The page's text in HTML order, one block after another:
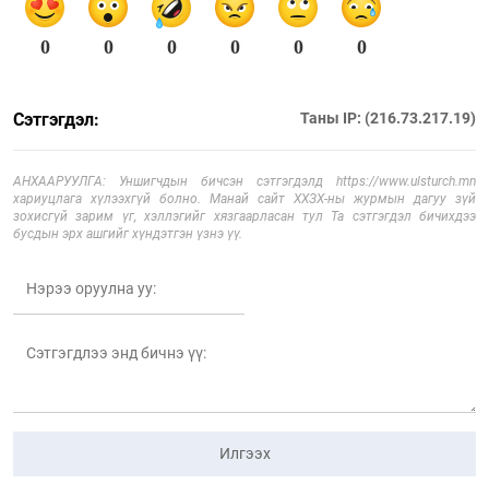
0 0 0 0 0 0
Сэтгэгдэл: Таны IP: (216.73.217.19)
АНХААРУУЛГА: Уншигчдын бичсэн сэтгэгдэлд https://www.ulsturch.mn
хариуцлага хүлээхгүй болно. Манай сайт ХХЗХ-ны журмын дагуу зүй
зохисгүй зарим үг, хэллэгийг хязгаарласан тул Та сэтгэгдэл бичихдээ
бусдын эрх ашгийг хүндэтгэн үзнэ үү.
Илгээх